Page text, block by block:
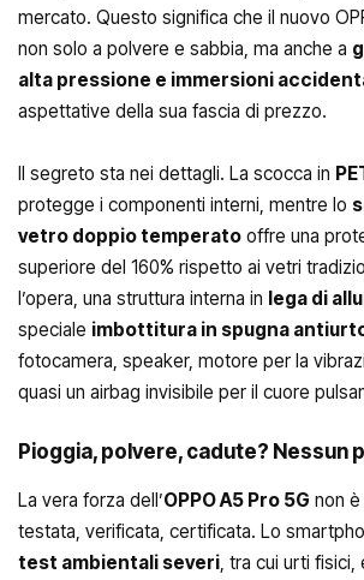
mercato. Questo significa che il nuovo
non solo a polvere e sabbia, ma anche a
alta pressione e immersioni
aspettative della sua fascia di prezzo.
Il segreto sta nei dettagli. La scocca in
protegge i componenti interni, mentre lo
vetro doppio temperato offre una
superiore del 160% rispetto ai vetri
l’opera, una struttura interna in lega di
speciale imbottitura in spugna
fotocamera, speaker, motore per la
quasi un airbag invisibile per il cuore
Pioggia, polvere, cadute? Nessun
La vera forza dell’OPPO A5 Pro 5G non
testata, verificata, certificata. Lo
test ambientali severi , tra cui urti